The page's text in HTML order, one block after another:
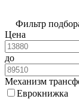
Фильтр
Цена
до
Механизм
Еврокнижка